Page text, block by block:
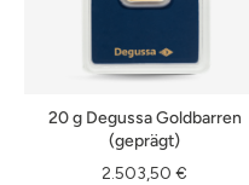
20 g Degussa Goldbarren
(geprägt)
2.503,50 €